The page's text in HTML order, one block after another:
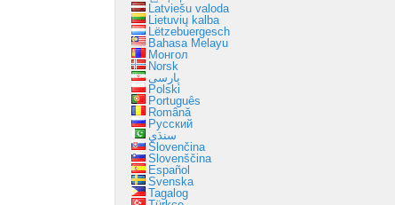
Latviešu valoda
Lietuvių kalba
Lëtzebuergesch
Bahasa Melayu
Монгол
Norsk
پارسی
Polski
Português
Română
Русский
سنڌي
Slovenčina
Slovenščina
Español
Svenska
Tagalog